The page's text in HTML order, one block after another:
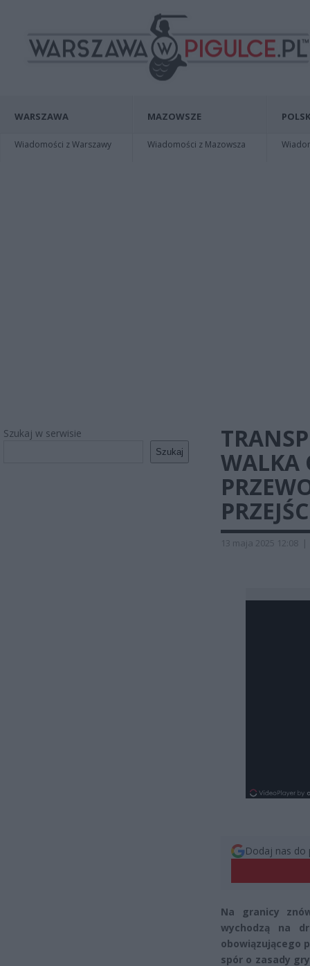
WARSZAWA
Wiadomości z Warszawy
MAZOWSZE
Wiadomości z Mazowsza
Szukaj w serwisie
Szukaj
WALKA
13 maja 2025 12:08 |
Dodaj nas do
Na granicy
wychodzą na
obowiązującego
spór o zasady